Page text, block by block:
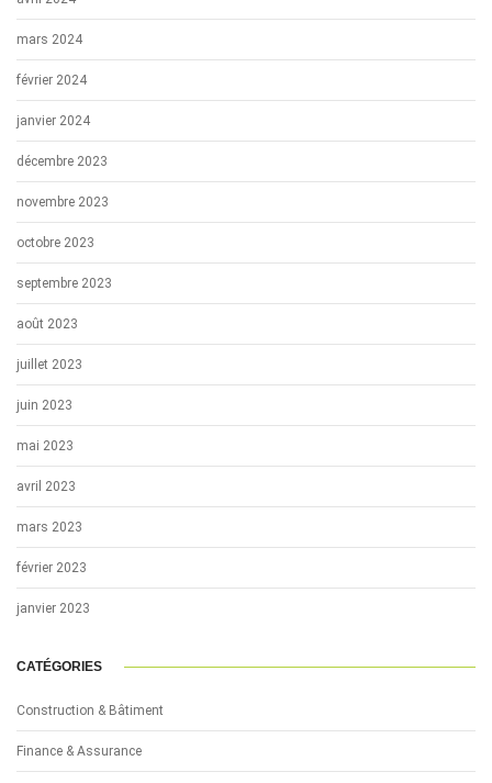
mars 2024
février 2024
janvier 2024
décembre 2023
novembre 2023
octobre 2023
septembre 2023
août 2023
juillet 2023
juin 2023
mai 2023
avril 2023
mars 2023
février 2023
janvier 2023
CATÉGORIES
Construction & Bâtiment
Finance & Assurance